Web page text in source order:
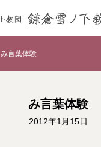
み言葉体験
み言葉体験
2012年1月15日